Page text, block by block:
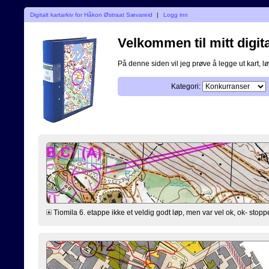
Digitalt kartarkiv for Håkon Østraat Sævareid | Logg inn
Velkommen til mitt
På denne siden vil jeg prøve å legge ut kart,
Kategori:
Tiomila 6. etappe ikke et veldig godt løp, men var vel ok, ok-